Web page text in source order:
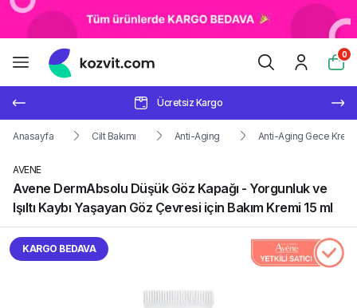
0
Ücretsiz Kargo
Anasayfa Cilt Bakımı Anti-Aging Anti-Aging Gece
AVENE
Avene DermAbsolu Düşük Göz Kapağı - Yorgunluk ve
Işıltı Kaybı Yaşayan Göz Çevresi için Bakım Kremi 15 ml
KARGO BEDAVA